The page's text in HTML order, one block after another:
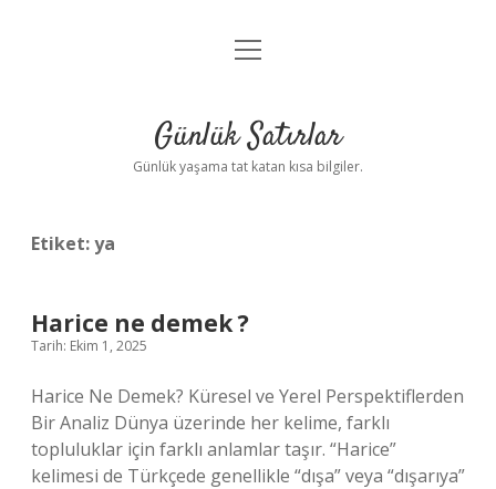
Anasayfa
Yasal Uyarı
menüyü
Günlük Satırlar
Günlük yaşama tat katan kısa bilgiler.
Etiket:ya
Harice ne demek ?
Tarih: Ekim 1, 2025
Harice Ne Demek? Küresel ve Yerel Perspektiflerden
Bir Analiz Dünya üzerinde her kelime, farklı
topluluklar için farklı anlamlar taşır. “Harice”
kelimesi de Türkçede genellikle “dışa” veya “dışarıya”